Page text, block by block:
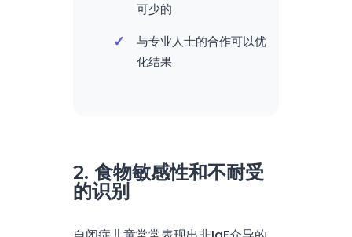
可少的
与专业人士的合作可以优
化结果
2. 食物敏感性和不耐受
的识别